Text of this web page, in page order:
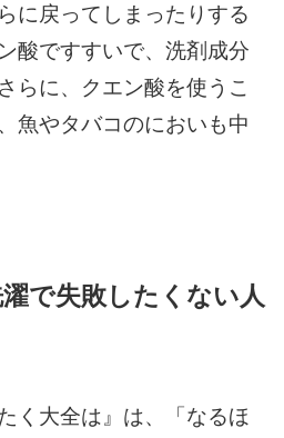
に戻ってしまったりする
酸ですすいで、洗剤成分
らに、クエン酸を使うこ
魚やタバコのにおいも中
濯で失敗したくない人
く大全は』は、「なるほ